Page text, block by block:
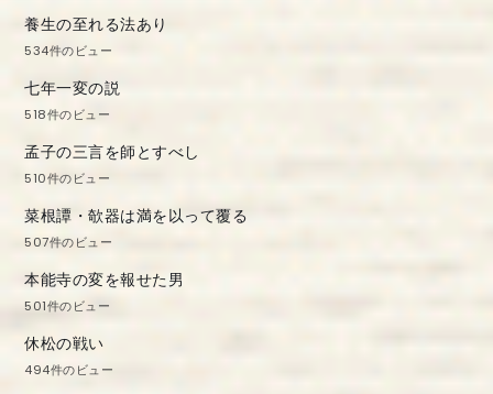
養生の至れる法あり
534件のビュー
七年一変の説
518件のビュー
孟子の三言を師とすべし
510件のビュー
菜根譚・欹器は満を以って覆る
507件のビュー
本能寺の変を報せた男
501件のビュー
休松の戦い
494件のビュー